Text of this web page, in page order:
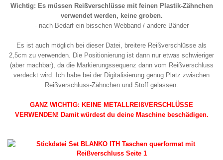
Wichtig: Es müssen Reißverschlüsse mit feinen Plastik-Zähnchen
verwendet werden, keine groben.
- nach Bedarf ein bisschen Webband / andere Bänder
Es ist auch möglich bei dieser Datei, breitere Reißverschlüsse als
2,5cm zu verwenden. Die Positionierung ist dann nur etwas schwieriger
(aber machbar), da die Markierungssequenz dann vom Reißverschluss
verdeckt wird. Ich habe bei der Digitalisierung genug Platz zwischen
Reißverschluss-Zähnchen und Stoff gelassen.
GANZ WICHTIG: KEINE METALLREIßVERSCHLÜSSE
VERWENDEN! Damit würdest du deine Maschine beschädigen.